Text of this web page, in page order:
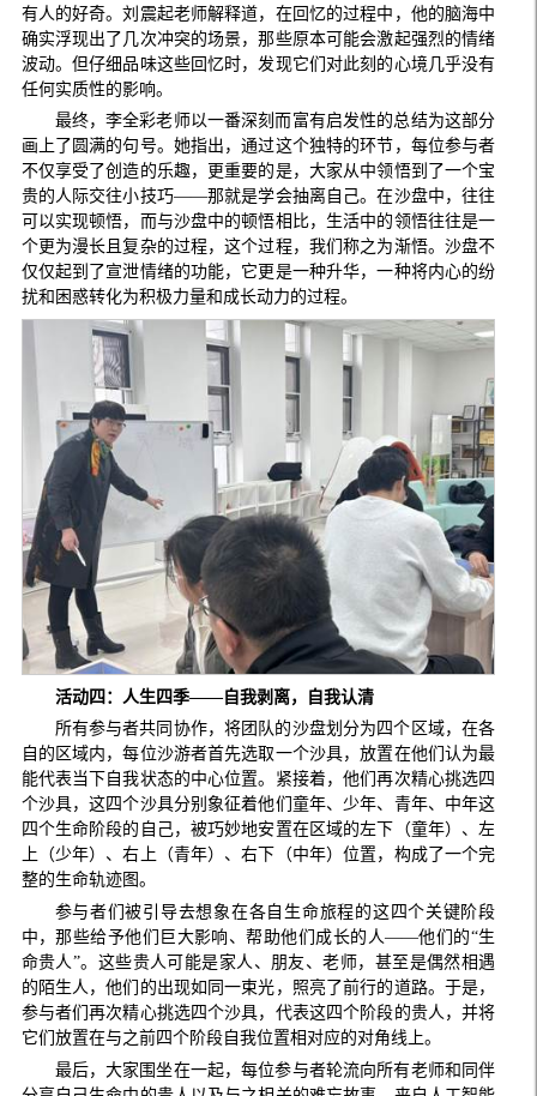
有人的好奇。刘震起老师解释道，在回忆的过程中，他的脑海中
确实浮现出了几次冲突的场景，那些原本可能会激起强烈的情绪
波动。但仔细品味这些回忆时，发现它们对此刻的心境几乎没有
任何实质性的影响。
最终，李全彩老师以一番深刻而富有启发性的总结为这部分
画上了圆满的句号。她指出，通过这个独特的环节，每位参与者
不仅享受了创造的乐趣，更重要的是，大家从中领悟到了一个宝
贵的人际交往小技巧——那就是学会抽离自己。在沙盘中，往往
可以实现顿悟，而与沙盘中的顿悟相比，生活中的领悟往往是一
个更为漫长且复杂的过程，这个过程，我们称之为渐悟。沙盘不
仅仅起到了宣泄情绪的功能，它更是一种升华，一种将内心的纷
扰和困惑转化为积极力量和成长动力的过程。
活动四：人生四季——自我剥离，自我认清
所有参与者共同协作，将团队的沙盘划分为四个区域，在各
自的区域内，每位沙游者首先选取一个沙具，放置在他们认为最
能代表当下自我状态的中心位置。紧接着，他们再次精心挑选四
个沙具，这四个沙具分别象征着他们童年、少年、青年、中年这
四个生命阶段的自己，被巧妙地安置在区域的左下（童年）、左
上（少年）、右上（青年）、右下（中年）位置，构成了一个完
整的生命轨迹图。
参与者们被引导去想象在各自生命旅程的这四个关键阶段
中，那些给予他们巨大影响、帮助他们成长的人——他们的“生
命贵人”。这些贵人可能是家人、朋友、老师，甚至是偶然相遇
的陌生人，他们的出现如同一束光，照亮了前行的道路。于是，
参与者们再次精心挑选四个沙具，代表这四个阶段的贵人，并将
它们放置在与之前四个阶段自我位置相对应的对角线上。
最后，大家围坐在一起，每位参与者轮流向所有老师和同伴